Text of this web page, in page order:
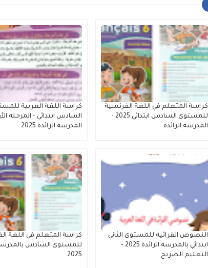
كراسة المتعلم في اللغة الفرنسية
للمستوى السادس ابتدائي 2025 -
المدرسة الرائدة
كراسة اللغة العربية
السادس ابتدائي - المرحلة
المدرسة الرائدة 2025
النصوص القرائية للمستوى الثاني
ابتدائي بالمدرسة الرائدة 2025 -
التعليم الصريح
كراسة المتعلم في اللغة
للمستوى السادس بالمدرسة
2025